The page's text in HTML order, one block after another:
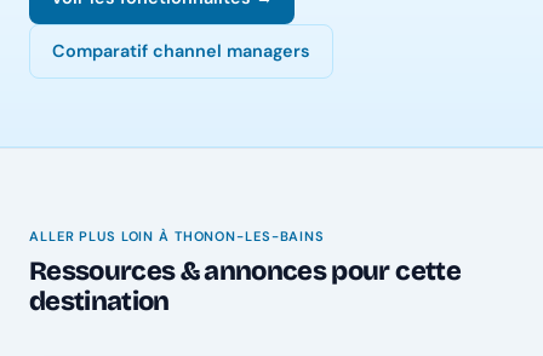
Comparatif channel managers
ALLER PLUS LOIN À THONON-LES-BAINS
Ressources & annonces pour cette
destination